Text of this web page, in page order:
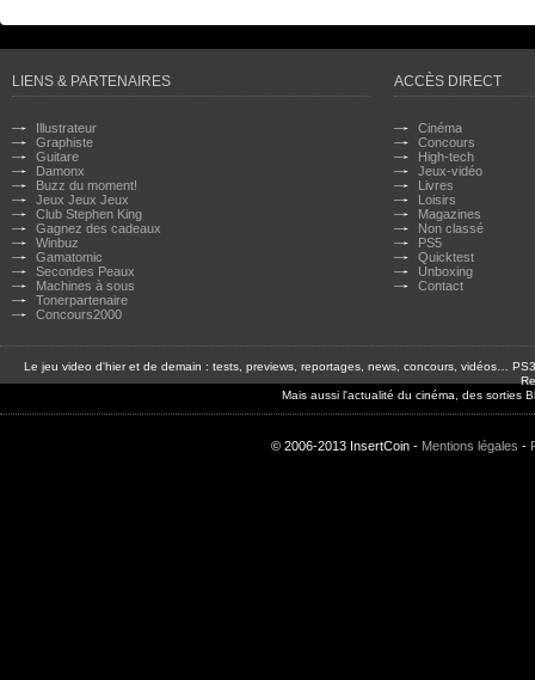
LIENS & PARTENAIRES
Illustrateur
Graphiste
Guitare
Damonx
Buzz du moment!
Jeux Jeux Jeux
Club Stephen King
Gagnez des cadeaux
Winbuz
Gamatomic
Secondes Peaux
Machines à sous
Tonerpartenaire
Concours2000
ACCÈS DIRECT
Cinéma
Concours
High-tech
Jeux-vidéo
Livres
Loisirs
Magazines
Non classé
PS5
Quicktest
Unboxing
Contact
Le jeu video d'hier et de demain : tests, previews, reportages, news, concours, vidéos…
Mais aussi l'actualité du cinéma, des sorties
© 2006-2013 InsertCoin - Mentions légales -